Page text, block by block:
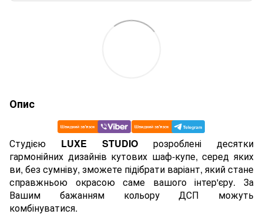
Опис
Студією LUXE STUDIO розроблені десятки
гармонійних дизайнів кутових шаф-купе, серед яких
ви, без сумніву, зможете підібрати варіант, який стане
справжньою окрасою саме вашого інтер'єру. За
Вашим бажанням кольору ДСП можуть
комбінуватися.